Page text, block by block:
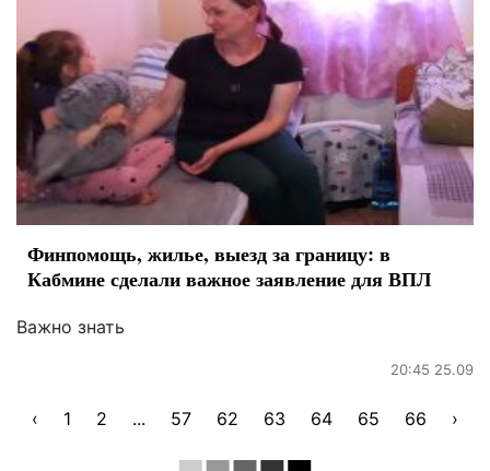
Финпомощь, жилье, выезд за границу: в
Кабмине сделали важное заявление для ВПЛ
Важно знать
20:45 25.09
‹ 1 2 ... 57 62 63 64 65 66 ›